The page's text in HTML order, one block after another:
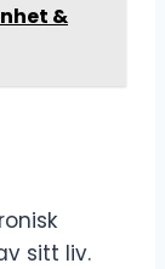
&
sitt liv.